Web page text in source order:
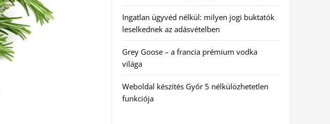
Ingatlan ügyvéd nélkül: milyen jogi buktatók
leselkednek az adásvételben
Grey Goose – a francia prémium vodka
világa
Weboldal készítés Győr 5 nélkülözhetetlen
funkciója